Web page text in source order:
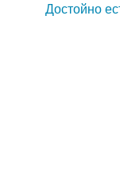
Достойно